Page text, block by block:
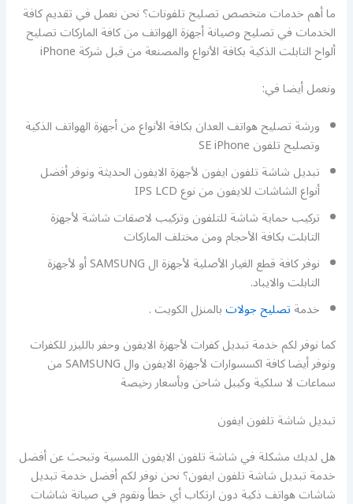
ما أهم خدمات متخصص تصليح تلفونات؟ نحن نعمل في تقديم كافة
الخدمات في تصليح وصيانة أجهزة الهواتف من كافة الماركات تصليح
ألواح التابلت الذكية بكافة الأنواع والمصنعة من قبل شركة iPhone
ونعمل أيضا في:
ورشة تصليح هواتف العدان بكافة الأنواع من أجهزة الهواتف الذكية
وتصليح تلفون SE iPhone
تبديل شاشة تلفون ايفون لأجهزة الايفون الحديثة ونوفر أفضل
أنواع الشاشات للايفون من نوع IPS LCD
تركيب حماية شاشة للتلفون وتركيب لاصقات شاشة لأجهزة
التابلت بكافة الأحجام ومن مختلف الماركات
نوفر كافة قطع الغيار الأصلية لأجهزة ال SAMSUNG أو لأجهزة
التابلت والايباد.
خدمةتصليح جولاتبالمنزل الكويت .
كما نوفر لكم خدمة تبديل كفرات لأجهزة الايفون وحفر بالليزر للكفرات
ونوفر أيضا كافة اكسسوارات لأجهزة الايفون وال SAMSUNG من
سماعات لا سلكية وكيبل شاحن وبأسعار رخيصة
تبديل شاشة تلفون ايفون
هل لديك مشكلة في شاشة تلفون الايفون اللمسية وتبحث عن أفضل
خدمة تبديل شاشة تلفون ايفون؟ نحن نوفر لكم أفضل خدمة تبديل
شاشات هواتف ذكية دون ارتكاب أي خطأ ونقوم في صيانة شاشات